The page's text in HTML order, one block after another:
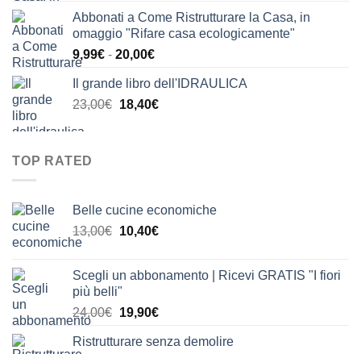
originale
era:
24,00€.
attuale
è:
Abbonati a Come Ristrutturare la Casa, in
omaggio "Rifare casa ecologicamente"
9,99€ - 20,00€Fascia
prezzo:
da
Il grande libro dell'IDRAULICA
23,00€ Il
18,40€Il
TOP RATED
Belle cucine economiche
13,00€ Il
era:
10,40€Il
è:
Scegli un abbonamento | Ricevi GRATIS "I fiori
più belli"
24,00€ Il
originale
19,90€Il
attuale
Ristrutturare senza demolire